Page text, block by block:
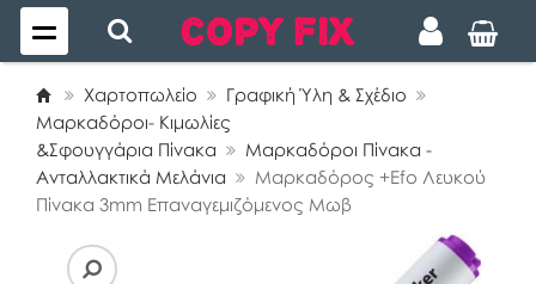
Χαρτοπωλείο
Γραφική Ύλη & Σχέδιο
Μαρκαδόροι- Κιμωλίες
&Σφουγγάρια Πίνακα
Μαρκαδόροι Πίνακα -
Ανταλλακτικά Μελάνια
Μαρκαδόρος +Efo Λευκού
Πίνακα 3mm Επαναγεμιζόμενος Μωβ